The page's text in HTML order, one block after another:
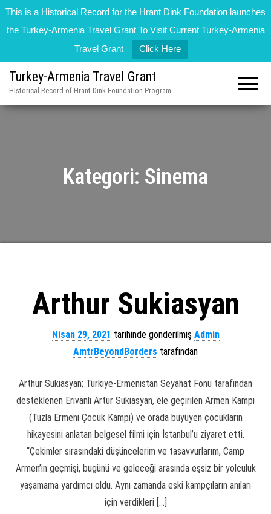
This is a Historical Record for the Hrant Dink Foundation launches
the Turkey-Armenia Travel Grant To Visit Current Turkey-Armenia
Travel Grant
Click Here
Turkey-Armenia Travel Grant
HIstorical Record of Hrant Dink Foundation Program
Kategori: Sinema
Arthur Sukiasyan
Nisan 29, 2021 tarihinde gönderilmiş Admin
AmtrBeyondBorders tarafından
Arthur Sukiasyan; Türkiye-Ermenistan Seyahat Fonu tarafından
desteklenen Erivanlı Artur Sukiasyan, ele geçirilen Armen Kampı
(Tuzla Ermeni Çocuk Kampı) ve orada büyüyen çocukların
hikayesini anlatan belgesel filmi için İstanbul’u ziyaret etti.
“Çekimler sırasındaki düşüncelerim ve tasavvurlarım, Camp
Armen’in geçmişi, bugünü ve geleceği arasında eşsiz bir yolculuk
yaşamama yardımcı oldu. Aynı zamanda eski kampçıların anıları
için verdikleri […]